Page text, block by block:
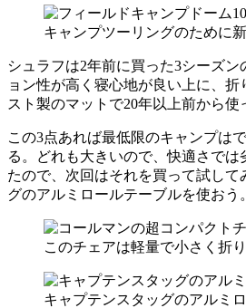
キャンプツーリングのために
シュラフは2年前に買った3シーズ
ョン性が高く寝心地が良い上に、
スト製のマットで20年以上前から
この3点あれば最低限のキャンプは
る。どれも大きいので、快適さで
たので、次回はそれを買って試し
グのアルミロールテーブルを使おう。
このチェアは軽量で小さく折
キャプテンスタッグのアルミ